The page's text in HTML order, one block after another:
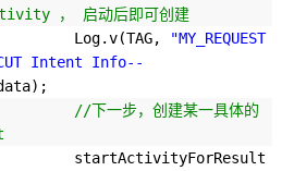
， 启动后即可创建
"MY_REQUEST
Intent Info--
//下一步，创建某一具体的